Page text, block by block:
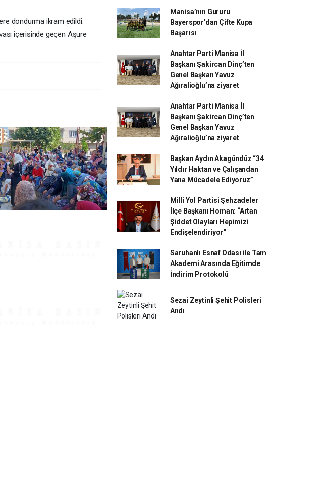
dondurma ikram edildi.
içerisinde geçen Aşure
Manisa’nın Gururu
Bayerspor’dan Çifte Kupa
Başarısı
Anahtar Parti Manisa İl
Başkanı Şakircan Dinç’ten
Genel Başkan Yavuz
Ağıralioğlu’na ziyaret
Anahtar Parti Manisa İl
Başkanı Şakircan Dinç’ten
Genel Başkan Yavuz
Ağıralioğlu’na ziyaret
Başkan Aydın Akagündüz “34
Yıldır Haktan ve Çalışandan
Yana Mücadele Ediyoruz”
Milli Yol Partisi Şehzadeler
İlçe Başkanı Homan: “Artan
Şiddet Olayları Hepimizi
Endişelendiriyor”
Saruhanlı Esnaf Odası ile Tam
Akademi Arasında Eğitimde
İndirim Protokolü
Sezai Zeytinli Şehit Polisleri
Andı